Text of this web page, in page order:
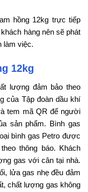
hồng 12kg trực tiếp
hàng nên sẽ phát
làm việc.
12kg
lượng đảm bảo theo
của Tập đoàn dầu khí
tem mã QR để người
sản phẩm. Bình gas
bình gas Petro được
thông báo. Khách
gas với cân tại nhà.
lửa gas nhẹ đều đảm
chất lượng gas không